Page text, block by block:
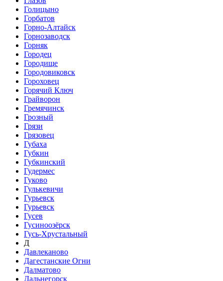
Голицыно
Горбатов
Горно-Алтайск
Горнозаводск
Горняк
Городец
Городище
Городовиковск
Гороховец
Горячий Ключ
Грайворон
Гремячинск
Грозный
Грязи
Грязовец
Губаха
Губкин
Губкинский
Гудермес
Гуково
Гулькевичи
Гурьевск
Гурьевск
Гусев
Гусиноозёрск
Гусь-Хрустальный
Д
Давлеканово
Дагестанские Огни
Далматово
Дальнегорск